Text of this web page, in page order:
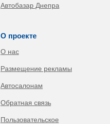
Автобазар Днепра
О проекте
О нас
Размещение рекламы
Автосалонам
Обратная связь
Пользовательское